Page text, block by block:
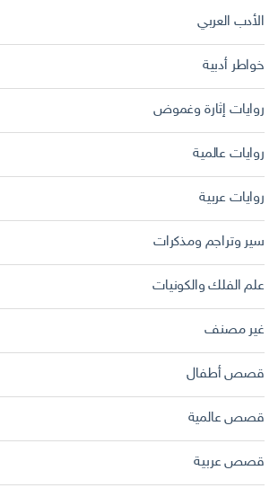
الأدب العربي
خواطر أدبية
روايات إثارة وغموض
روايات عالمية
روايات عربية
سير وتراجم ومذكرات
علم الفلك والكونيات
غير مصنف
قصص أطفال
قصص عالمية
قصص عربية